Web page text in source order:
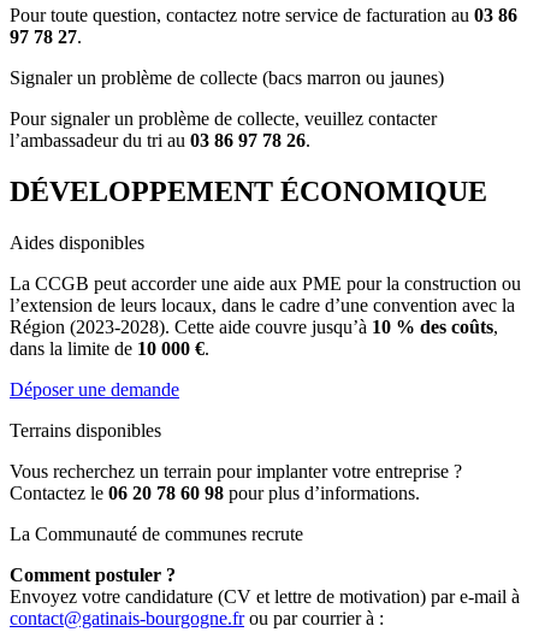
Pour toute question, contactez notre service de facturation au 03 86
97 78 27.
Signaler un problème de collecte (bacs marron ou jaunes)
Pour signaler un problème de collecte, veuillez contacter
l’ambassadeur du tri au 03 86 97 78 26.
DÉVELOPPEMENT ÉCONOMIQUE
Aides disponibles
La CCGB peut accorder une aide aux PME pour la construction ou
l’extension de leurs locaux, dans le cadre d’une convention avec la
Région (2023-2028). Cette aide couvre jusqu’à 10 % des coûts,
dans la limite de 10 000 €.
Déposer une demande
Terrains disponibles
Vous recherchez un terrain pour implanter votre entreprise ?
Contactez le 06 20 78 60 98 pour plus d’informations.
La Communauté de communes recrute
Comment postuler ?
Envoyez votre candidature (CV et lettre de motivation) par e-mail à
contact@gatinais-bourgogne.frou par courrier à :